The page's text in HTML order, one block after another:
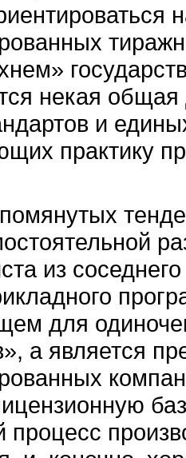
некая
и
практику
из
для
а является